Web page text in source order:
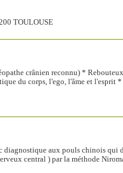
TOULOUSE
crânien reconnu) *
du corps, l'ego, l'âme et l'esprit
diagnostique aux pouls chinois qui
central ) par la méthode